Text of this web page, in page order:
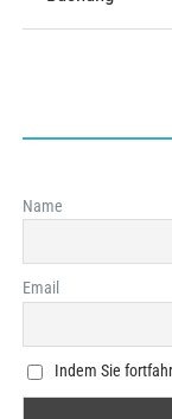
Name
Email
Indem Sie